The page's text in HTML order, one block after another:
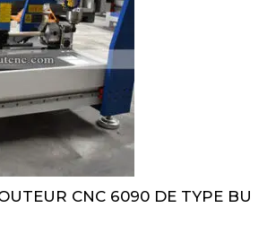
CNC 6090 DE TYPE BU